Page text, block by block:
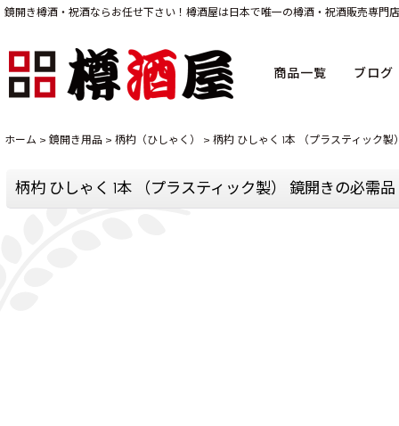
鏡開き樽酒・祝酒ならお任せ下さい！樽酒屋は日本で唯一の樽酒・祝酒販売専門
商品一覧 ブログ
ホーム > 鏡開き用品 > 柄杓（ひしゃく） > 柄杓 ひしゃく 1本 （プラスティック製
柄杓 ひしゃく 1本 （プラスティック製） 鏡開きの必需品